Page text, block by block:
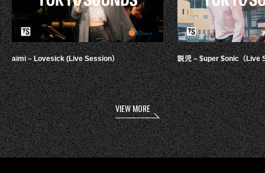
aimi – Lovesick (Live Session） 鋭児 – $uper $onic（Live
VIEW MORE